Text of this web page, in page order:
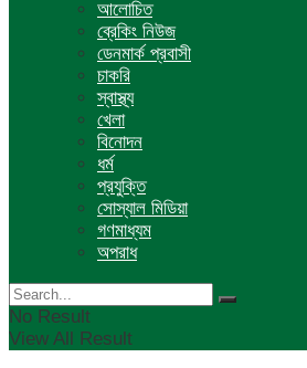
আলোচিত
ব্রেকিং নিউজ
ডেনমার্ক প্রবাসী
চাকরি
স্বাস্থ্য
খেলা
বিনোদন
ধর্ম
প্রযুক্তি
সোস্যাল মিডিয়া
গণমাধ্যম
অপরাধ
No Result
View All Result